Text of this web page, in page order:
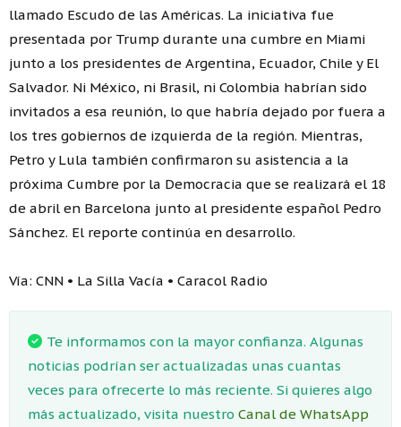
llamado Escudo de las Américas. La iniciativa fue
presentada por Trump durante una cumbre en Miami
junto a los presidentes de Argentina, Ecuador, Chile y El
Salvador. Ni México, ni Brasil, ni Colombia habrían sido
invitados a esa reunión, lo que habría dejado por fuera a
los tres gobiernos de izquierda de la región. Mientras,
Petro y Lula también confirmaron su asistencia a la
próxima Cumbre por la Democracia que se realizará el 18
de abril en Barcelona junto al presidente español Pedro
Sánchez. El reporte continúa en desarrollo.
Vía: CNN • La Silla Vacía • Caracol Radio
Te informamos con la mayor confianza. Algunas
noticias podrían ser actualizadas unas cuantas
veces para ofrecerte lo más reciente. Si quieres algo
más actualizado, visita nuestro Canal de WhatsApp